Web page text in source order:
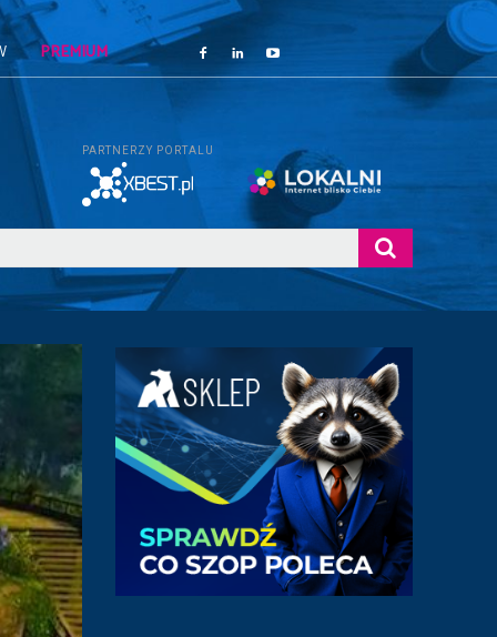
PREMIUM
PARTNERZY PORTALU